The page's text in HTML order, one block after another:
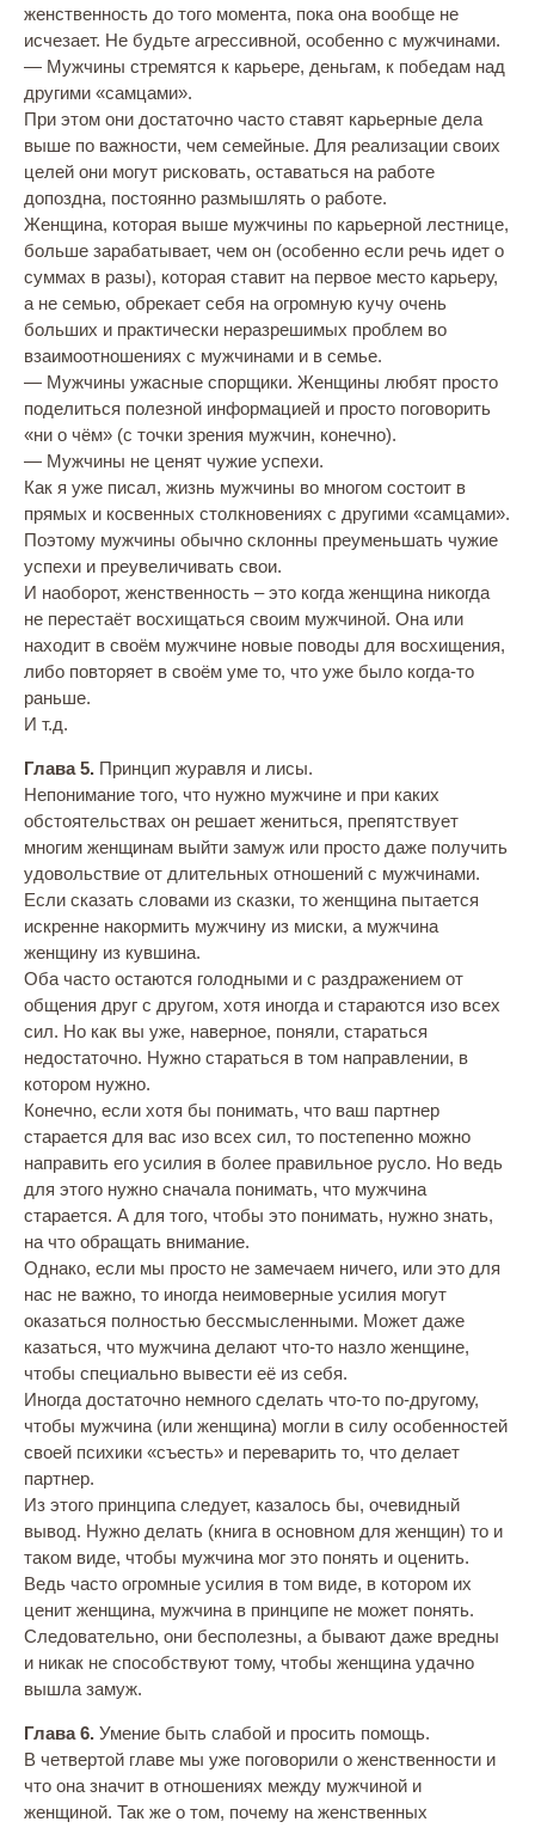
женственность до того момента, пока она вообще не
исчезает. Не будьте агрессивной, особенно с мужчинами.
— Мужчины стремятся к карьере, деньгам, к победам над
другими «самцами».
При этом они достаточно часто ставят карьерные дела
выше по важности, чем семейные. Для реализации своих
целей они могут рисковать, оставаться на работе
допоздна, постоянно размышлять о работе.
Женщина, которая выше мужчины по карьерной лестнице,
больше зарабатывает, чем он (особенно если речь идет о
суммах в разы), которая ставит на первое место карьеру,
а не семью, обрекает себя на огромную кучу очень
больших и практически неразрешимых проблем во
взаимоотношениях с мужчинами и в семье.
— Мужчины ужасные спорщики. Женщины любят просто
поделиться полезной информацией и просто поговорить
«ни о чём» (с точки зрения мужчин, конечно).
— Мужчины не ценят чужие успехи.
Как я уже писал, жизнь мужчины во многом состоит в
прямых и косвенных столкновениях с другими «самцами».
Поэтому мужчины обычно склонны преуменьшать чужие
успехи и преувеличивать свои.
И наоборот, женственность – это когда женщина никогда
не перестаёт восхищаться своим мужчиной. Она или
находит в своём мужчине новые поводы для восхищения,
либо повторяет в своём уме то, что уже было когда-то
раньше.
И т.д.
Глава 5. Принцип журавля и лисы.
Непонимание того, что нужно мужчине и при каких
обстоятельствах он решает жениться, препятствует
многим женщинам выйти замуж или просто даже получить
удовольствие от длительных отношений с мужчинами.
Если сказать словами из сказки, то женщина пытается
искренне накормить мужчину из миски, а мужчина
женщину из кувшина.
Оба часто остаются голодными и с раздражением от
общения друг с другом, хотя иногда и стараются изо всех
сил. Но как вы уже, наверное, поняли, стараться
недостаточно. Нужно стараться в том направлении, в
котором нужно.
Конечно, если хотя бы понимать, что ваш партнер
старается для вас изо всех сил, то постепенно можно
направить его усилия в более правильное русло. Но ведь
для этого нужно сначала понимать, что мужчина
старается. А для того, чтобы это понимать, нужно знать,
на что обращать внимание.
Однако, если мы просто не замечаем ничего, или это для
нас не важно, то иногда неимоверные усилия могут
оказаться полностью бессмысленными. Может даже
казаться, что мужчина делают что-то назло женщине,
чтобы специально вывести её из себя.
Иногда достаточно немного сделать что-то по-другому,
чтобы мужчина (или женщина) могли в силу особенностей
своей психики «съесть» и переварить то, что делает
партнер.
Из этого принципа следует, казалось бы, очевидный
вывод. Нужно делать (книга в основном для женщин) то и
таком виде, чтобы мужчина мог это понять и оценить.
Ведь часто огромные усилия в том виде, в котором их
ценит женщина, мужчина в принципе не может понять.
Следовательно, они бесполезны, а бывают даже вредны
и никак не способствуют тому, чтобы женщина удачно
вышла замуж.
Глава 6. Умение быть слабой и просить помощь.
В четвертой главе мы уже поговорили о женственности и
что она значит в отношениях между мужчиной и
женщиной. Так же о том, почему на женственных